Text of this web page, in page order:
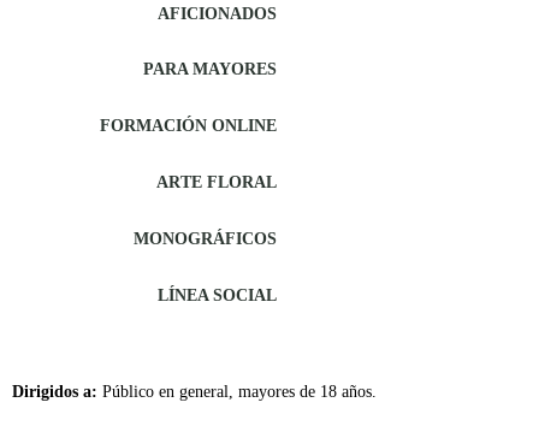
AFICIONADOS
PARA MAYORES
FORMACIÓN ONLINE
ARTE FLORAL
MONOGRÁFICOS
LÍNEA SOCIAL
Dirigidos a: Público en general, mayores de 18 años.